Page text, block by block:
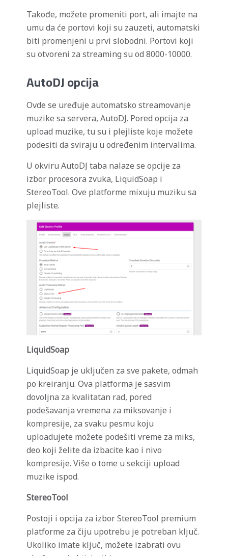
Takođe, možete promeniti port, ali imajte na
umu da će portovi koji su zauzeti, automatski
biti promenjeni u prvi slobodni. Portovi koji
su otvoreni za streaming su od 8000-10000.
AutoDJ opcija
Ovde se uređuje automatsko streamovanje
muzike sa servera, AutoDJ. Pored opcija za
upload muzike, tu su i plejliste koje možete
podesiti da sviraju u određenim intervalima.
U okviru AutoDJ taba nalaze se opcije za
izbor procesora zvuka, LiquidSoap i
StereoTool. Ove platforme mixuju muziku sa
plejliste.
LiquidSoap
LiquidSoap je uključen za sve pakete, odmah
po kreiranju. Ova platforma je sasvim
dovoljna za kvalitatan rad, pored
podešavanja vremena za miksovanje i
kompresije, za svaku pesmu koju
uploadujete možete podešiti vreme za miks,
deo koji želite da izbacite kao i nivo
kompresije. Više o tome u sekciji upload
muzike ispod.
StereoTool
Postoji i opcija za izbor StereoTool premium
platforme za čiju upotrebu je potreban ključ.
Ukoliko imate ključ, možete izabrati ovu